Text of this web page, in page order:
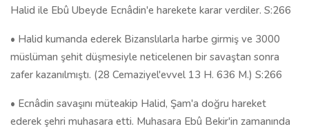
Halid ile Ebû Ubeyde Ecnâdin'e harekete karar verdiler. S:266
• Halid kumanda ederek Bizanslılarla harbe girmiş ve 3000
müslüman şehit düşmesiyle neticelenen bir savaştan sonra
zafer kazanılmıştı. (28 Cemaziyel'evvel 13 H. 636 M.) S:266
• Ecnâdin savaşını müteakip Halid, Şam'a doğru hareket
ederek şehri muhasara etti. Muhasara Ebû Bekir'in zamanında